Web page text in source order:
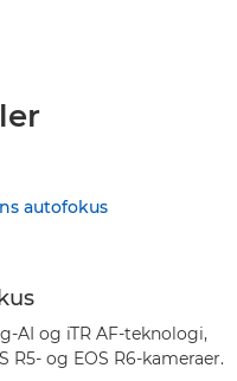
AI og iTR AF-teknologi,
R5- og EOS R6-kameraer.